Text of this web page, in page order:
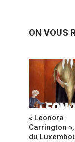
ON VOUS
« Leonora
Carrington
du